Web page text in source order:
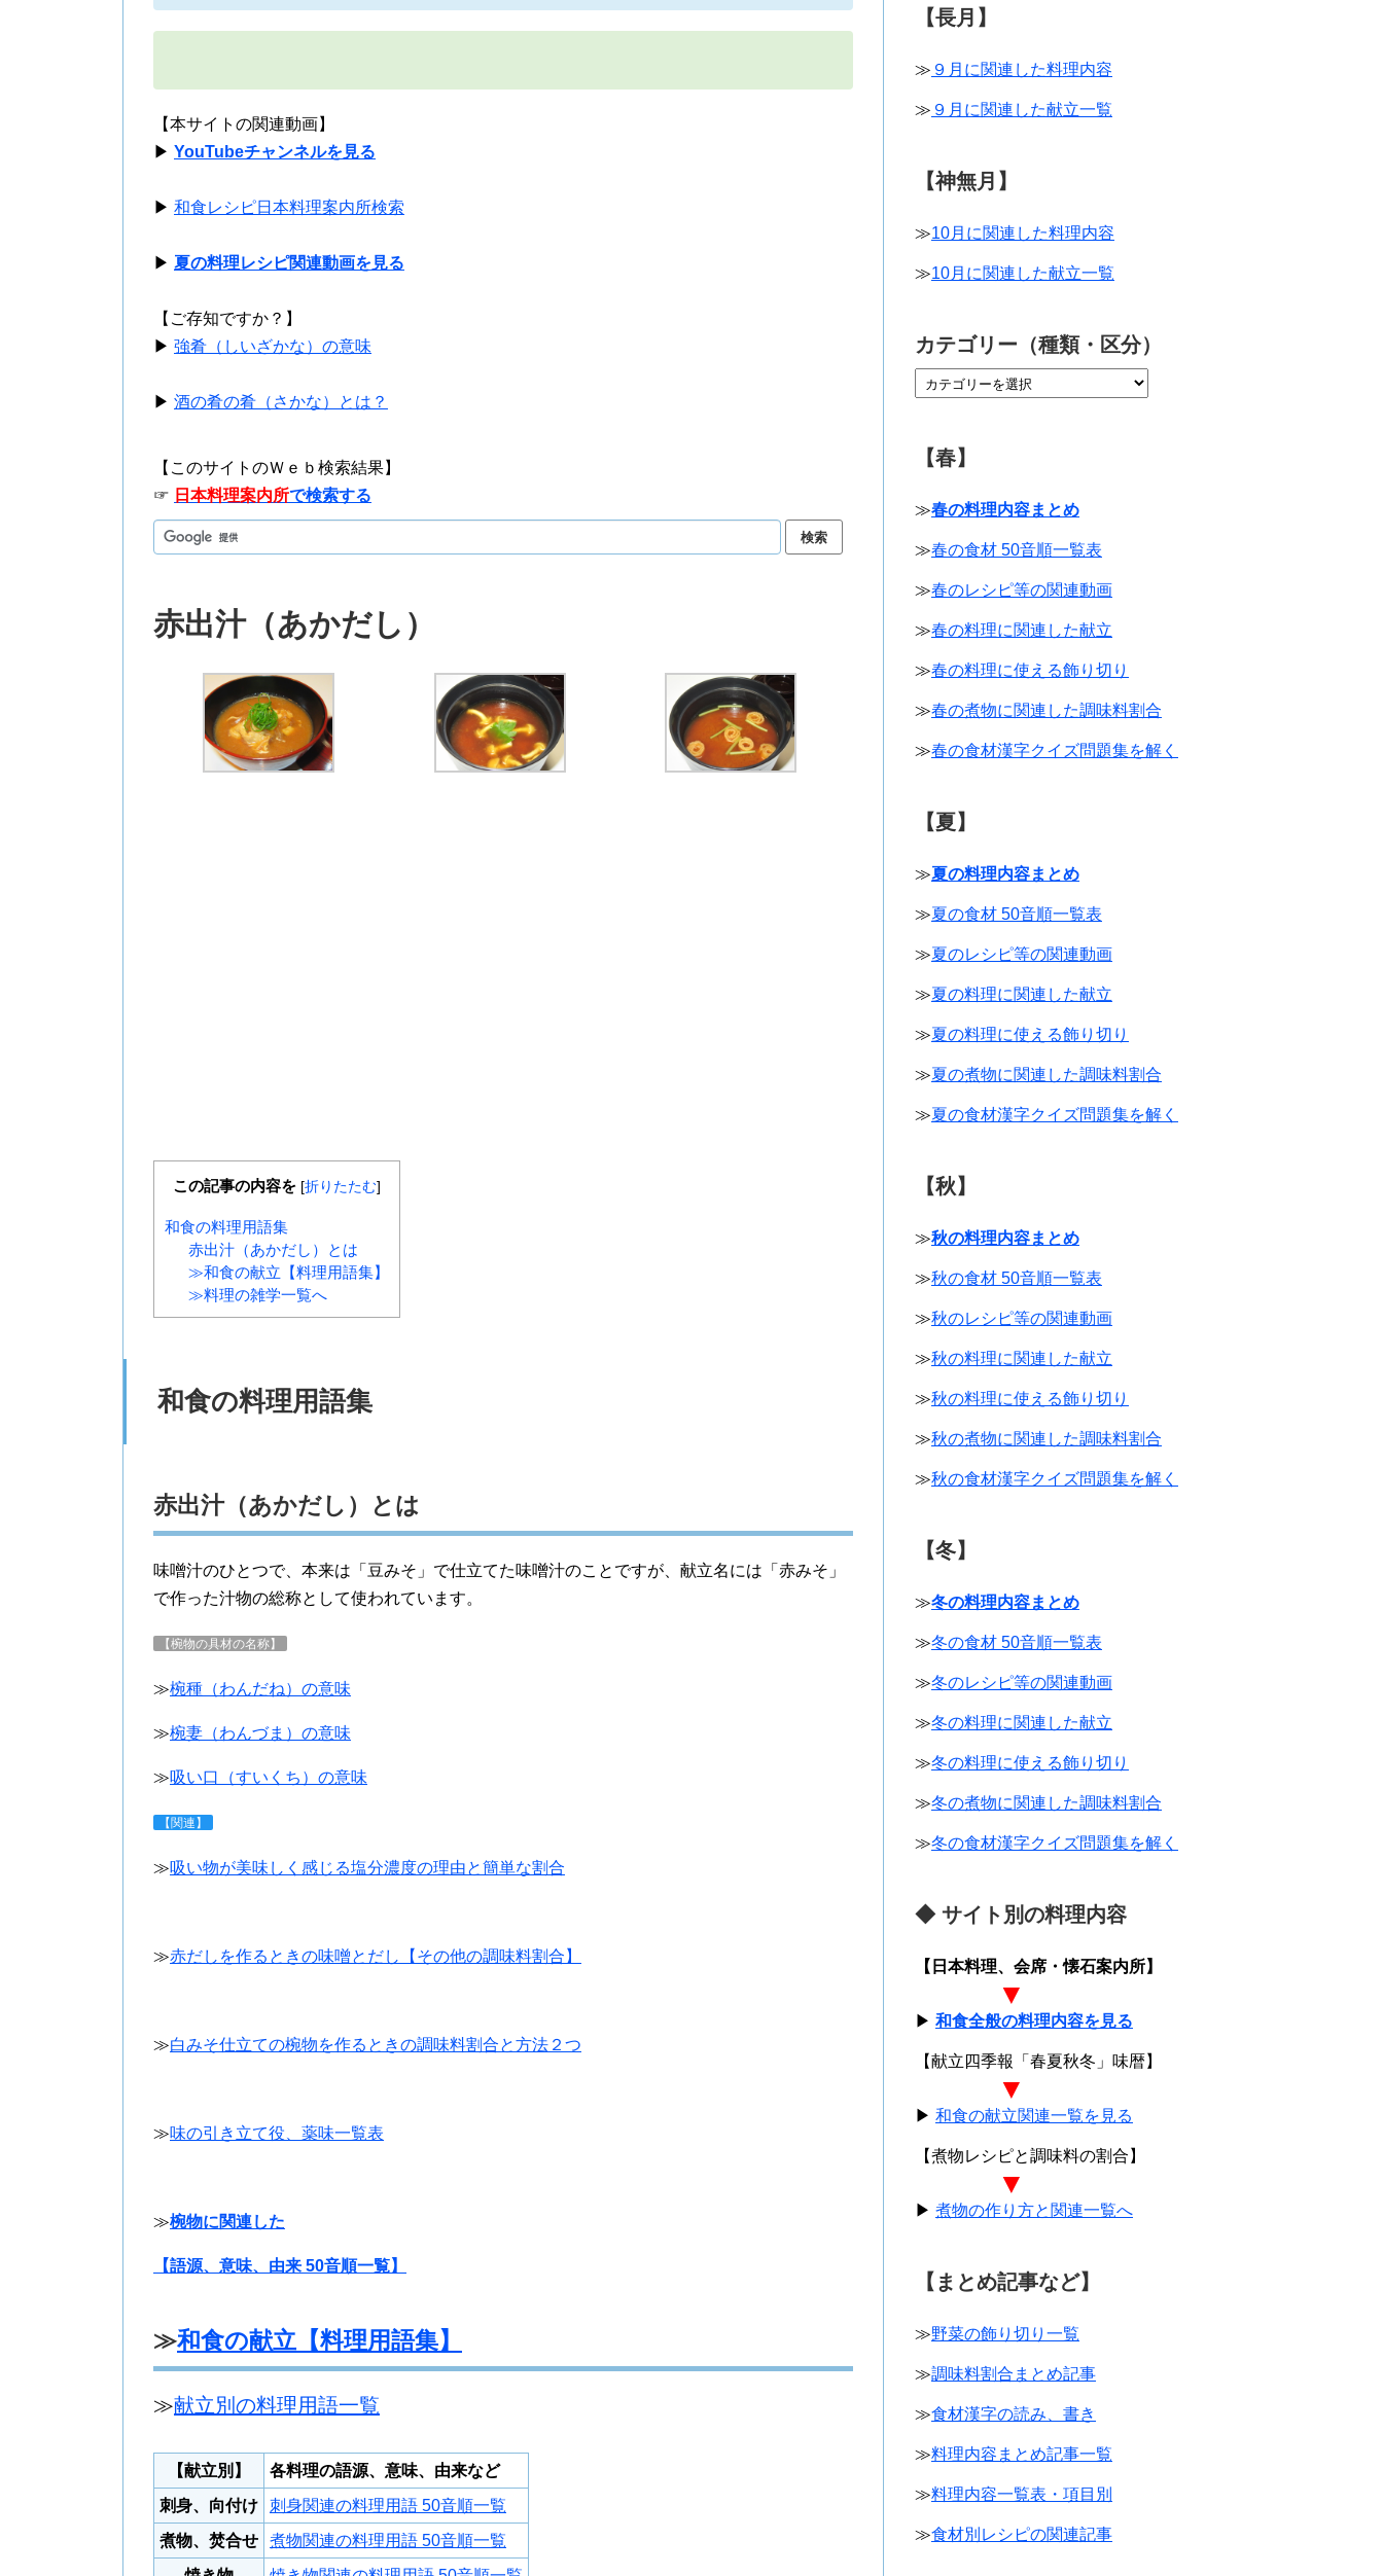
【本サイトの関連動画】
▶ YouTubeチャンネルを見る
▶ 和食レシピ日本料理案内所検索
▶ 夏の料理レシピ関連動画を見る
【ご存知ですか？】
▶ 強肴（しいざかな）の意味
▶ 酒の肴の肴（さかな）とは？
【このサイトのＷｅｂ検索結果】
☞ 日本料理案内所で検索する
赤出汁（あかだし）
この記事の内容を [折りたたむ]
和食の料理用語集
赤出汁（あかだし）とは
≫和食の献立【料理用語集】
≫料理の雑学一覧へ
和食の料理用語集
赤出汁（あかだし）とは
味噌汁のひとつで、本来は「豆みそ」で仕立てた味噌汁のことですが、献立名には「赤みそ」
で作った汁物の総称として使われています。
【椀物の具材の名称】
≫椀種（わんだね）の意味
≫椀妻（わんづま）の意味
≫吸い口（すいくち）の意味
【関連】
≫吸い物が美味しく感じる塩分濃度の理由と簡単な割合
≫赤だしを作るときの味噌とだし【その他の調味料割合】
≫白みそ仕立ての椀物を作るときの調味料割合と方法２つ
≫味の引き立て役、薬味一覧表
≫椀物に関連した
【語源、意味、由来 50音順一覧】
≫和食の献立【料理用語集】
≫献立別の料理用語一覧
【献立別】
各料理の語源、意味、由来など
刺身、向付け
刺身関連の料理用語 50音順一覧
煮物、焚合せ
煮物関連の料理用語 50音順一覧
【長月】
≫ ９月に関連した料理内容
≫ ９月に関連した献立一覧
【神無月】
≫10月に関連した料理内容
≫10月に関連した献立一覧
カテゴリー（種類・区分）
【春】
≫春の料理内容まとめ
≫春の食材 50音順一覧表
≫春のレシピ等の関連動画
≫春の料理に関連した献立
≫春の料理に使える飾り切り
≫春の煮物に関連した調味料割合
≫春の食材漢字クイズ問題集を解く
【夏】
≫夏の料理内容まとめ
≫夏の食材 50音順一覧表
≫夏のレシピ等の関連動画
≫夏の料理に関連した献立
≫夏の料理に使える飾り切り
≫夏の煮物に関連した調味料割合
≫夏の食材漢字クイズ問題集を解く
【秋】
≫秋の料理内容まとめ
≫秋の食材 50音順一覧表
≫秋のレシピ等の関連動画
≫秋の料理に関連した献立
≫秋の料理に使える飾り切り
≫秋の煮物に関連した調味料割合
≫秋の食材漢字クイズ問題集を解く
【冬】
≫冬の料理内容まとめ
≫冬の食材 50音順一覧表
≫冬のレシピ等の関連動画
≫冬の料理に関連した献立
≫冬の料理に使える飾り切り
≫冬の煮物に関連した調味料割合
≫冬の食材漢字クイズ問題集を解く
◆ サイト別の料理内容
【日本料理、会席・懐石案内所】
▼
▶ 和食全般の料理内容を見る
【献立四季報「春夏秋冬」味暦】
▼
▶ 和食の献立関連一覧を見る
【煮物レシピと調味料の割合】
▼
▶ 煮物の作り方と関連一覧へ
【まとめ記事など】
≫野菜の飾り切り一覧
≫調味料割合まとめ記事
≫食材漢字の読み、書き
≫料理内容まとめ記事一覧
≫料理内容一覧表・項目別
≫食材別レシピの関連記事